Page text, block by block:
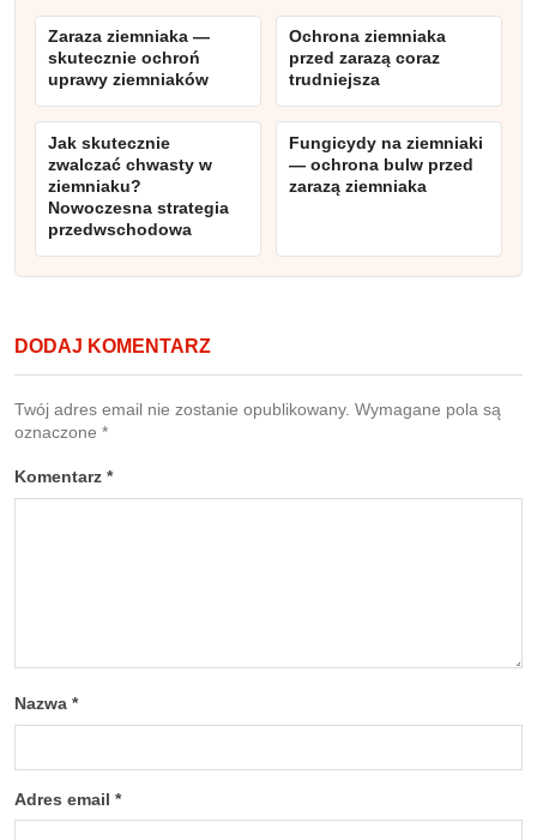
Zaraza ziemniaka —
skutecznie ochroń
uprawy ziemniaków
Ochrona ziemniaka
przed zarazą coraz
trudniejsza
Jak skutecznie
zwalczać chwasty w
ziemniaku?
Nowoczesna strategia
przedwschodowa
Fungicydy na ziemniaki
— ochrona bulw przed
zarazą ziemniaka
DODAJ KOMENTARZ
Twój adres email nie zostanie opublikowany. Wymagane pola są
oznaczone *
Komentarz *
Nazwa *
Adres email *